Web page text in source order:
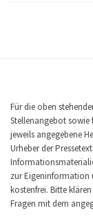
Für die oben
Stellenangebot sowie
jeweils angegebene
Urheber der
zur Eigeninformation
kostenfrei. Bitte
Fragen mit dem